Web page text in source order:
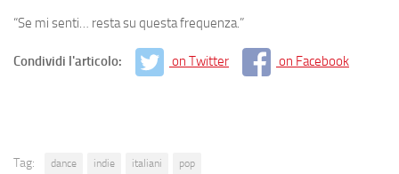
“Se mi senti… resta su questa frequenza.”
Condividi l'articolo: on Twitter on Facebook
Tag: dance indie italiani pop